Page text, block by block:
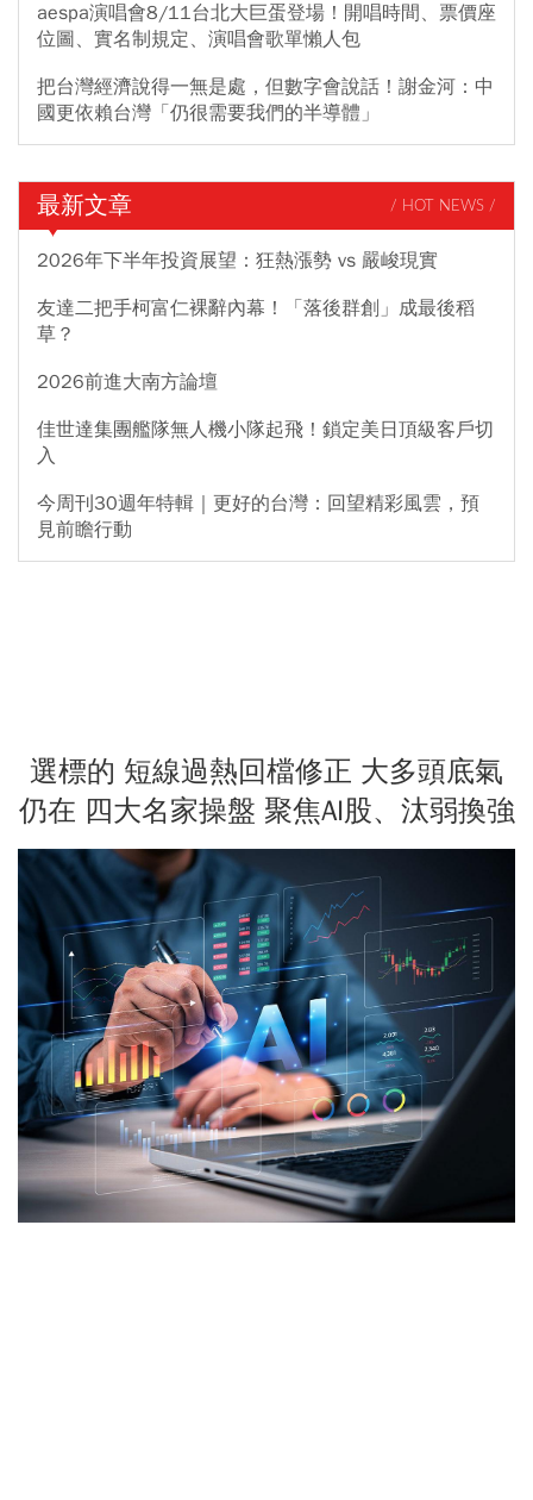
aespa演唱會8/11台北大巨蛋登場！開唱時間、票價座
位圖、實名制規定、演唱會歌單懶人包
把台灣經濟說得一無是處，但數字會說話！謝金河：中
國更依賴台灣「仍很需要我們的半導體」
最新文章 / HOT NEWS /
2026年下半年投資展望：狂熱漲勢 vs 嚴峻現實
友達二把手柯富仁裸辭內幕！「落後群創」成最後稻
草？
2026前進大南方論壇
佳世達集團艦隊無人機小隊起飛！鎖定美日頂級客戶切
入
今周刊30週年特輯｜更好的台灣：回望精彩風雲，預
見前瞻行動
選標的 短線過熱回檔修正 大多頭底氣
仍在 四大名家操盤 聚焦AI股、汰弱換強